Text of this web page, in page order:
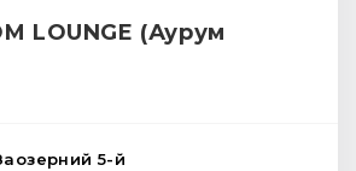
LOUNGE (Аурум
5-й